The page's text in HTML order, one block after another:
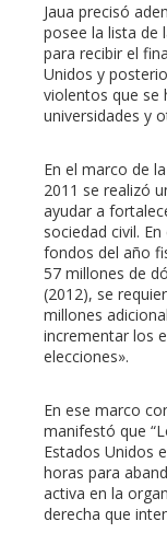
Jaua precisó
posee la lista de
para recibir el
Unidos y
violentos que se
universidades y
En el marco de
2011 se realizó
ayudar a
sociedad civil.
fondos del año
57 millones de
(2012), se
millones
incrementar los
elecciones».
En ese marco
manifestó que
Estados Unidos
horas para
activa en la
derecha que